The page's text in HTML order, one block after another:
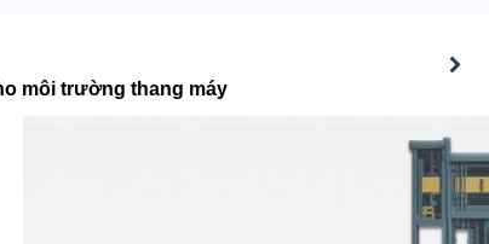
môi trường thang máy